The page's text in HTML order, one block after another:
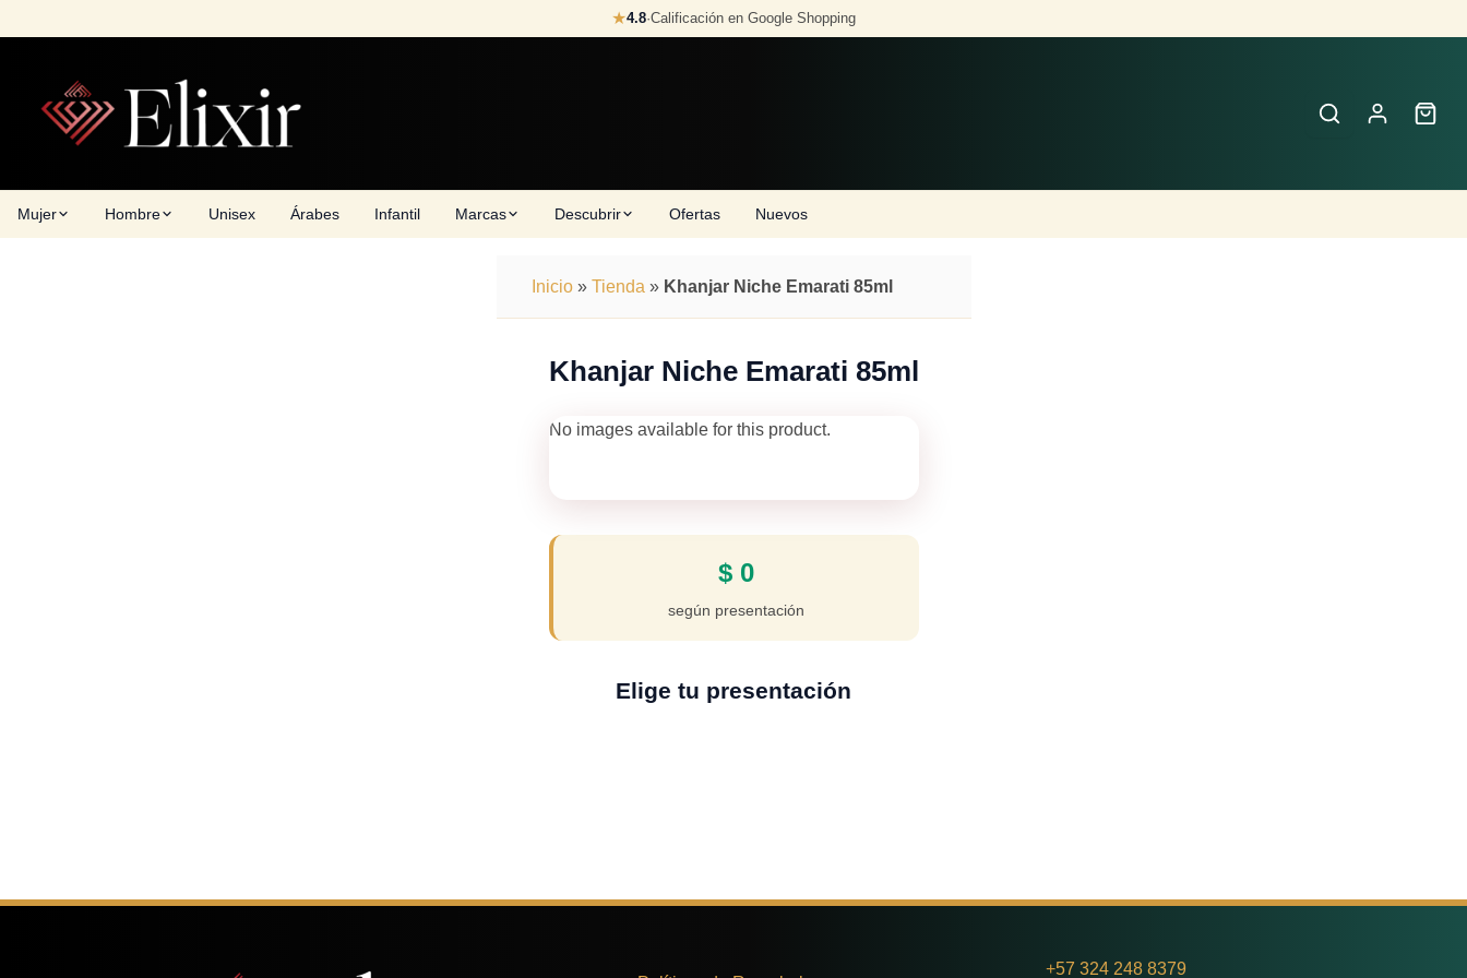
to
★4.8·Calificación en Google Shopping
Mujer Hombre Unisex Árabes Infantil Marcas Descubrir Ofertas Nuevos
Inicio» Tienda » Khanjar Niche Emarati 85ml
Khanjar Niche Emarati 85ml
No images available for this product.
$0
según presentación
Elige tu presentación
+57 324 248 8379